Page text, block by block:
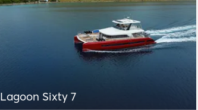
Lagoon Sixty 7